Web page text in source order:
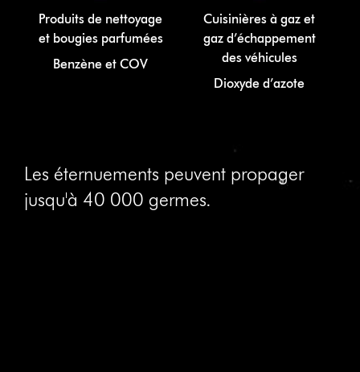
Produits de nettoyage
et bougies parfumées
Benzène et COV
Cuisinières à gaz et
gaz d’échappement
des véhicules
Dioxyde d’azote
Les éternuements peuvent propager
jusqu'à 40 000 germes.